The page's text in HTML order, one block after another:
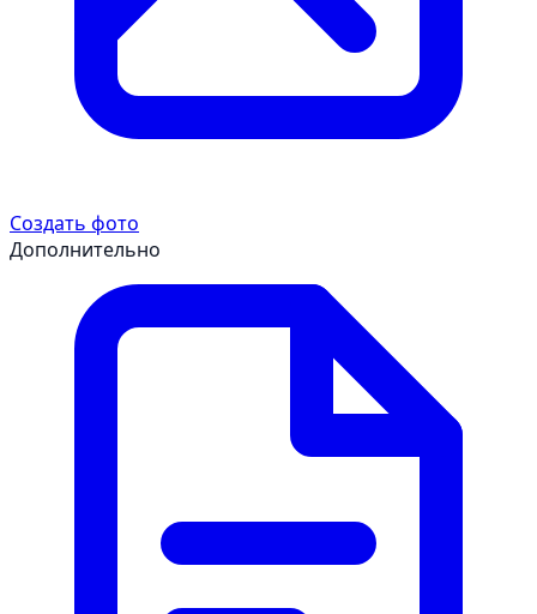
Создать фото
Дополнительно